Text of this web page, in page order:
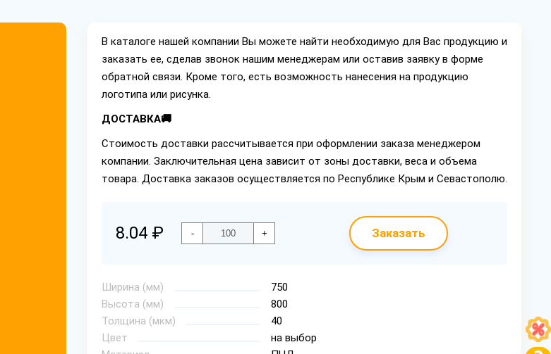
В каталоге нашей компании Вы можете найти необходимую для Вас продукцию и
заказать ее, сделав звонок нашим менеджерам или оставив заявку в форме
обратной связи. Кроме того, есть возможность нанесения на продукцию
логотипа или рисунка.
ДОСТАВКА🚚
Стоимость доставки рассчитывается при оформлении заказа менеджером
компании. Заключительная цена зависит от зоны доставки, веса и объема
товара. Доставка заказов осуществляется по Республике Крым и Севастополю.
8.04 ₽ - + Заказать
Ширина (мм)
750
Высота (мм)
800
Толщина (мкм)
40
Цвет
на выбор